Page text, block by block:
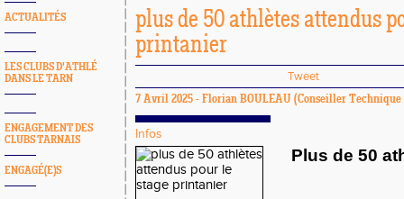
ACTUALITÉS
LES CLUBS D'ATHLÉ
DANS LE TARN
ENGAGEMENT DES
CLUBS TARNAIS
ENGAGÉ(E)S
plus de 50 athlètes attendus
printanier
Tweet
7 Avril 2025 - Florian BOULEAU (Conseiller
Infos
Plus de 50